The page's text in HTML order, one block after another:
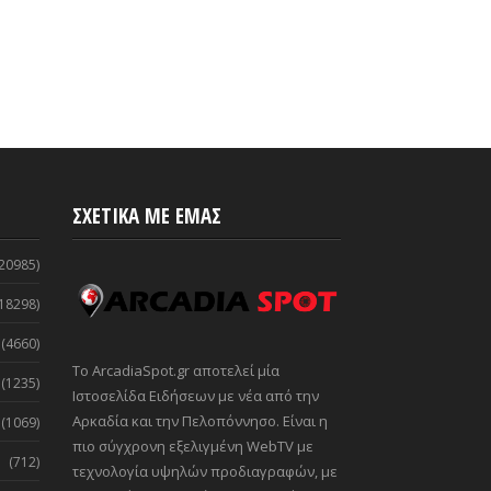
(4660)
(1235)
(1069)
(712)
ΣΧΕΤΙΚΑ ΜΕ ΕΜΑΣ
Το ArcadiaSpot.gr αποτελεί μία
Ιστοσελίδα Ειδήσεων με νέα από την
Αρκαδία και την Πελοπόννησο. Είναι η
πιο σύγχρονη εξελιγμένη WebTV με
τεχνολογία υψηλών προδιαγραφών, με